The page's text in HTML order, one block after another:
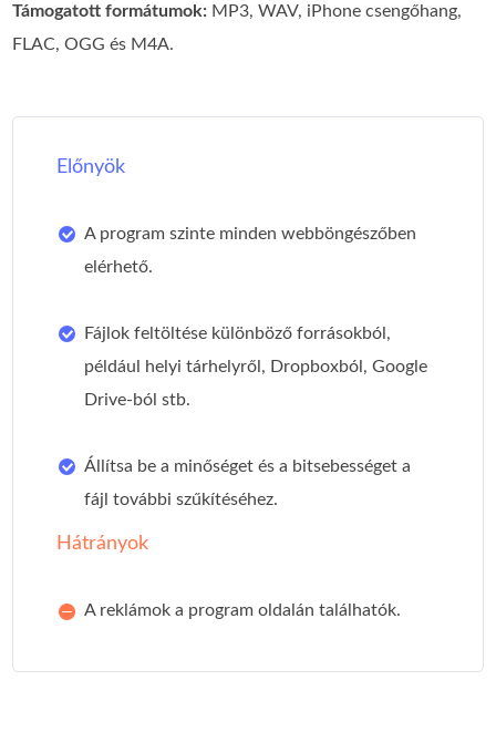
Támogatott formátumok: MP3, WAV, iPhone csengőhang,
FLAC, OGG és M4A.
Előnyök
A program szinte minden webböngészőben
elérhető.
Fájlok feltöltése különböző forrásokból,
például helyi tárhelyről, Dropboxból, Google
Drive-ból stb.
Állítsa be a minőséget és a bitsebességet a
fájl további szűkítéséhez.
Hátrányok
A reklámok a program oldalán találhatók.